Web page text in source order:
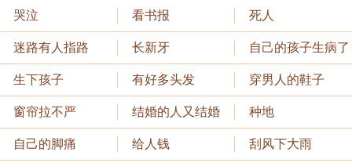
哭泣 看书报 死人
迷路有人指路 长新牙 自己的孩子生病了
生下孩子 有好多头发 穿男人的鞋子
窗帘拉不严 结婚的人又结婚 种地
自己的脚痛 给人钱 刮风下大雨